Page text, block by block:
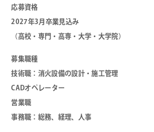
応募資格
2027年3月卒業見込み
（高校・専門・高専・大学・大学院）
募集職種
技術職：消火設備の設計・施工管理
CADオペレーター
営業職
事務職：総務、経理、人事